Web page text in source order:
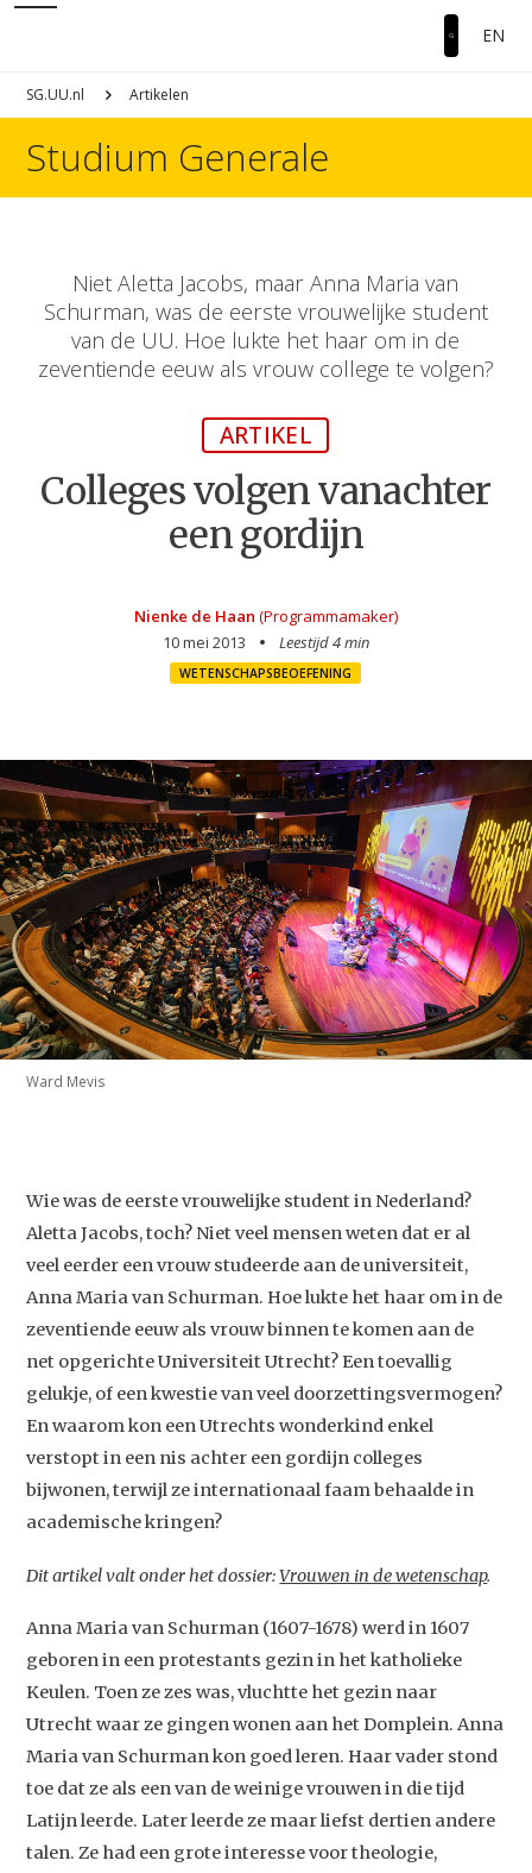
EN
SG.UU.nl Artikelen
Studium Generale
Niet Aletta Jacobs, maar Anna Maria van
Schurman, was de eerste vrouwelijke student
van de UU. Hoe lukte het haar om in de
zeventiende eeuw als vrouw college te volgen?
ARTIKEL
Colleges volgen vanachter
een gordijn
Nienke de Haan (Programmamaker)
10 mei 2013
Leestijd 4 min
WETENSCHAPSBEOEFENING
Ward Mevis
Wie was de eerste vrouwelijke student in Nederland?
Aletta Jacobs, toch? Niet veel mensen weten dat er al
veel eerder een vrouw studeerde aan de universiteit,
Anna Maria van Schurman. Hoe lukte het haar om in de
zeventiende eeuw als vrouw binnen te komen aan de
net opgerichte Universiteit Utrecht? Een toevallig
gelukje, of een kwestie van veel doorzettingsvermogen?
En waarom kon een Utrechts wonderkind enkel
verstopt in een nis achter een gordijn colleges
bijwonen, terwijl ze internationaal faam behaalde in
academische kringen?
Dit artikel valt onder het dossier:Vrouwen in de wetenschap.
Anna Maria van Schurman (1607-1678) werd in 1607
geboren in een protestants gezin in het katholieke
Keulen. Toen ze zes was, vluchtte het gezin naar
Utrecht waar ze gingen wonen aan het Domplein. Anna
Maria van Schurman kon goed leren. Haar vader stond
toe dat ze als een van de weinige vrouwen in die tijd
Latijn leerde. Later leerde ze maar liefst dertien andere
talen. Ze had een grote interesse voor theologie,